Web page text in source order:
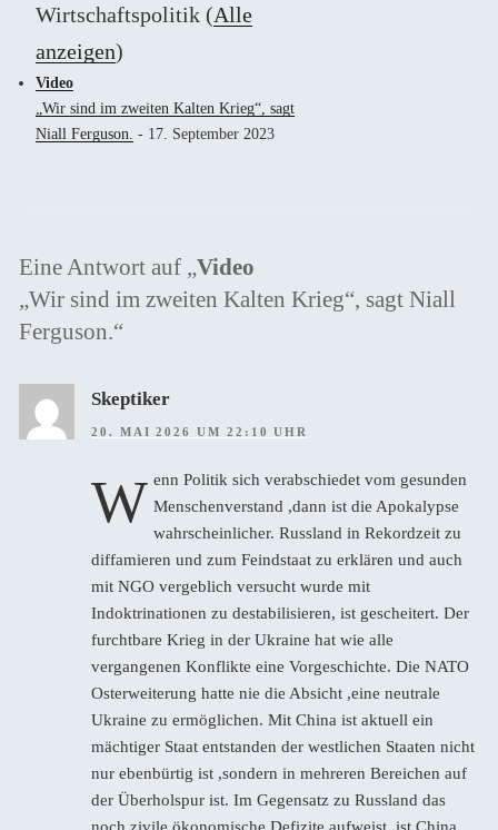
Wirtschaftspolitik (Alle
anzeigen)
Video
„Wir sind im zweiten Kalten Krieg“, sagt
Niall Ferguson. - 17. September 2023
Eine Antwort auf „Video
„Wir sind im zweiten Kalten Krieg“, sagt Niall
Ferguson.“
Skeptiker
20. MAI 2026 UM 22:10 UHR
W enn Politik sich verabschiedet vom gesunden
Menschenverstand ,dann ist die Apokalypse
wahrscheinlicher. Russland in Rekordzeit zu
diffamieren und zum Feindstaat zu erklären und auch
mit NGO vergeblich versucht wurde mit
Indoktrinationen zu destabilisieren, ist gescheitert. Der
furchtbare Krieg in der Ukraine hat wie alle
vergangenen Konflikte eine Vorgeschichte. Die NATO
Osterweiterung hatte nie die Absicht ,eine neutrale
Ukraine zu ermöglichen. Mit China ist aktuell ein
mächtiger Staat entstanden der westlichen Staaten nicht
nur ebenbürtig ist ,sondern in mehreren Bereichen auf
der Überholspur ist. Im Gegensatz zu Russland das